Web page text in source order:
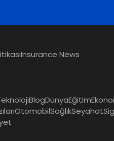
Insurance News
BlogDünyaEğitim
OtomobilSağlıkSeyahat